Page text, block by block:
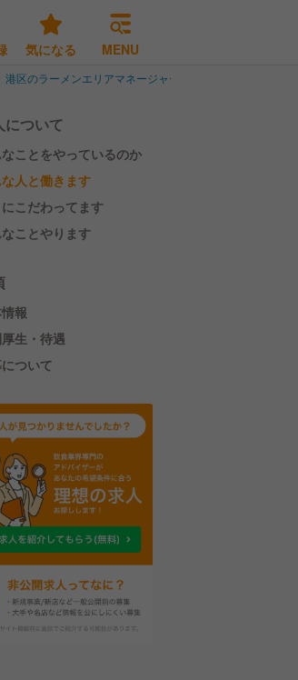
気になる MENU
港区のラーメンエリアマネージャー
について
なことをやっているのか
人と働きます
こだわってます
ことやります
報
生・待遇
ついて